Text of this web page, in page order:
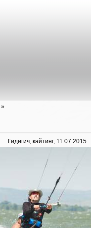
»
Гидигич, кайтинг, 11.07.2015